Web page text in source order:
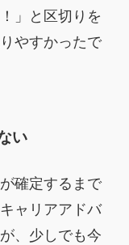
」と区切りを
やすかったで
い
確定するまで
ャリアアドバ
、少しでも今